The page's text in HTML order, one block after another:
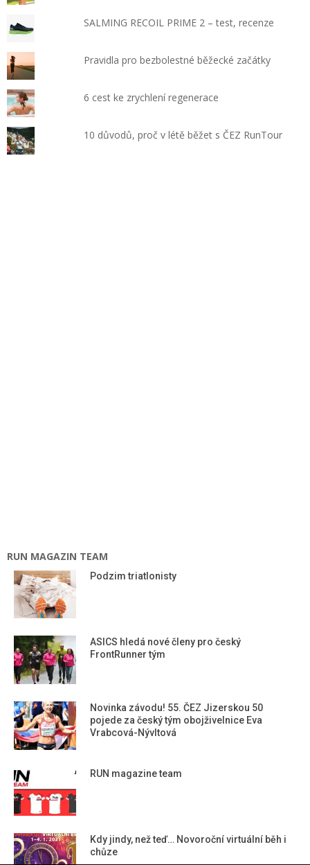
SALMING RECOIL PRIME 2 – test, recenze
Pravidla pro bezbolestné běžecké začátky
6 cest ke zrychlení regenerace
10 důvodů, proč v létě běžet s ČEZ RunTour
RUN MAGAZIN TEAM
Podzim triatlonisty
ASICS hledá nové členy pro český
FrontRunner tým
Novinka závodu! 55. ČEZ Jizerskou 50
pojede za český tým obojživelnice Eva
Vrabcová-Nývltová
RUN magazine team
Kdy jindy, než teď… Novoroční virtuální běh i
chůze